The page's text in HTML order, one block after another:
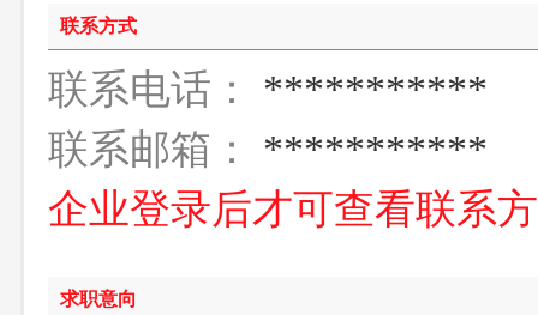
联系方式
联系电话：
***********
联系邮箱：
***********
企业登录后才可查看联
求职意向